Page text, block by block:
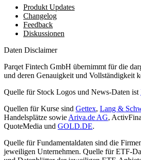
Produkt Updates
Changelog
Feedback
Diskussionen
Daten Disclaimer
Parqet Fintech GmbH übernimmt für die
und deren Genauigkeit und Vollständigkeit
Quelle für Stock Logos und News-Daten ist
Quellen für Kurse sind Gettex, Lang &
Handelsplätze sowie Ariva.de AG,
QuoteMedia und GOLD.DE.
Quelle für Fundamentaldaten sind die
jeweiligen Unternehmen. Quelle für ETF-